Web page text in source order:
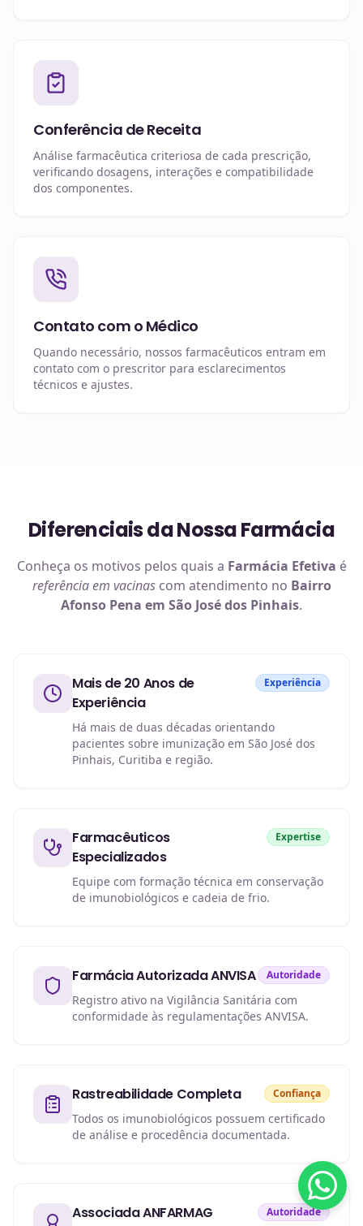
Conferência de Receita
Análise farmacêutica criteriosa de cada prescrição,
verificando dosagens, interações e compatibilidade
dos componentes.
Contato com o Médico
Quando necessário, nossos farmacêuticos entram em
contato com o prescritor para esclarecimentos
técnicos e ajustes.
Diferenciais da Nossa Farmácia
Conheça os motivos pelos quais a Farmácia Efetiva é
referência em vacinascom atendimento no Bairro
Afonso Pena em São José dos Pinhais.
Mais de 20 Anos de
Experiência
Experiência
Há mais de duas décadas orientando
pacientes sobre imunização em São José dos
Pinhais, Curitiba e região.
Farmacêuticos
Especializados
Expertise
Equipe com formação técnica em conservação
de imunobiológicos e cadeia de frio.
Farmácia Autorizada ANVISA Autoridade
Registro ativo na Vigilância Sanitária com
conformidade às regulamentações ANVISA.
Rastreabilidade Completa Confiança
Todos os imunobiológicos possuem certificado
de análise e procedência documentada.
Associada ANFARMAG Autoridade